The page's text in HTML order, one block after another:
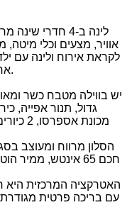
לינה ב-4 חדרי
אוויר, מצעים וכלי
לקראת אירוח ולינה עם
אחד מחדרי השינה כולל חדר רחצה צמוד.
יש בווילה מטבח כשר
גדול, תנור אפייה,
הסלון מרווח ומעוצב
חכם 65 אינטש,
האטרקציה המרכזית היא
עם בריכה פרטית